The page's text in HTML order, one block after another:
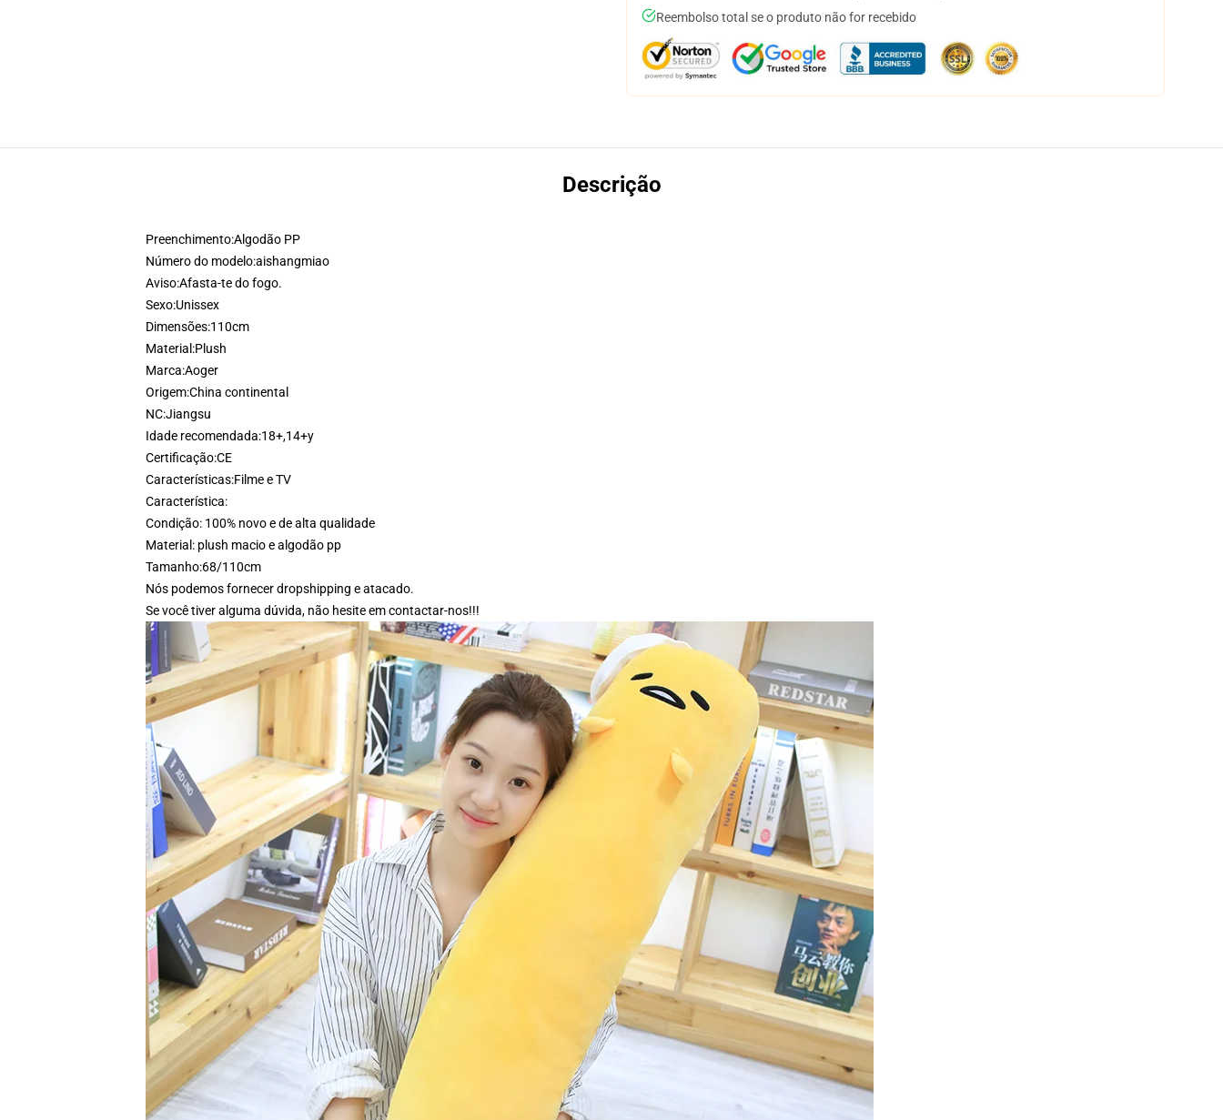
Reembolso total se o produto não for recebido
Descrição
Preenchimento:Algodão PP
Número do modelo:aishangmiao
Aviso:Afasta-te do fogo.
Sexo:Unissex
Dimensões:110cm
Material:Plush
Marca:Aoger
Origem:China continental
NC:Jiangsu
Idade recomendada:18+,14+y
Certificação:CE
Características:Filme e TV
modname=ckeditor
Característica:
Condição: 100% novo e de alta qualidade
Material: plush macio e algodão pp
Tamanho:68/110cm
Nós podemos fornecer dropshipping e atacado.
Se você tiver alguma dúvida, não hesite em contactar-nos!!!